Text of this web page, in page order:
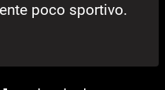
poco sportivo.